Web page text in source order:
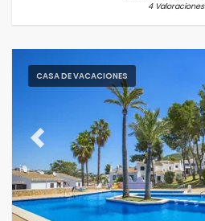
4 Valoraciones
CASA DE VACACIONES
Previous